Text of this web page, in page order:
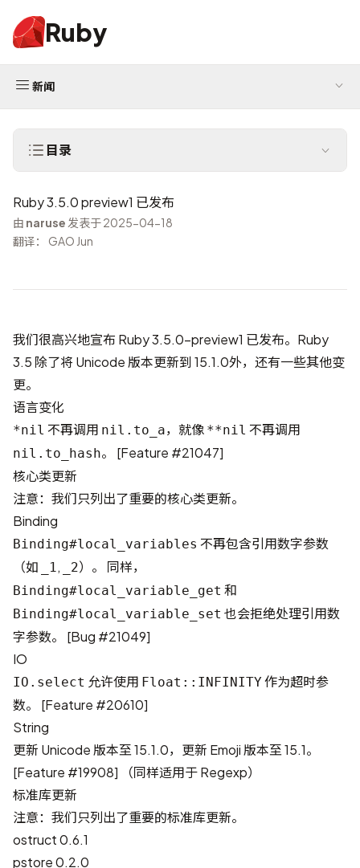
Ruby
新闻
目录
Ruby 3.5.0 preview1 已发布
由 naruse 发表于 2025-04-18
翻译： GAO Jun
我们很高兴地宣布 Ruby 3.5.0-preview1 已发布。Ruby
3.5 除了将 Unicode 版本更新到 15.1.0外，还有一些其他变
更。
语言变化
*nil 不再调用 nil.to_a，就像 **nil 不再调用
nil.to_hash。 [Feature #21047]
核心类更新
注意：我们只列出了重要的核心类更新。
Binding
Binding#local_variables 不再包含引用数字参数
（如
_1, _2）。 同样，
Binding#local_variable_get 和
Binding#local_variable_set 也会拒绝处理引用数
字参数。 [Bug #21049]
IO
IO.select 允许使用 Float::INFINITY作为超时参
数。 [Feature #20610]
String
更新 Unicode 版本至 15.1.0，更新 Emoji 版本至 15.1。
[Feature #19908] （同样适用于 Regexp）
标准库更新
注意：我们只列出了重要的标准库更新。
ostruct 0.6.1
pstore 0.2.0